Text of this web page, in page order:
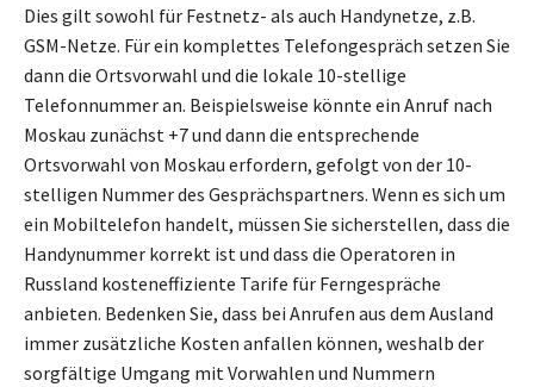
Dies gilt sowohl für Festnetz- als auch Handynetze, z.B.
GSM-Netze. Für ein komplettes Telefongespräch setzen Sie
dann die Ortsvorwahl und die lokale 10-stellige
Telefonnummer an. Beispielsweise könnte ein Anruf nach
Moskau zunächst +7 und dann die entsprechende
Ortsvorwahl von Moskau erfordern, gefolgt von der 10-
stelligen Nummer des Gesprächspartners. Wenn es sich um
ein Mobiltelefon handelt, müssen Sie sicherstellen, dass die
Handynummer korrekt ist und dass die Operatoren in
Russland kosteneffiziente Tarife für Ferngespräche
anbieten. Bedenken Sie, dass bei Anrufen aus dem Ausland
immer zusätzliche Kosten anfallen können, weshalb der
sorgfältige Umgang mit Vorwahlen und Nummern